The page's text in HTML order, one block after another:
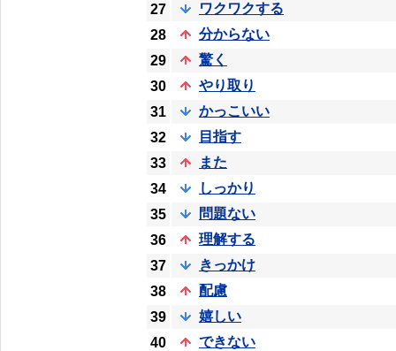
27
ワクワクする
28
分からない
29
驚く
30
やり取り
31
かっこいい
32
目指す
33
また
34
しっかり
35
問題ない
36
理解する
37
きっかけ
38
配慮
39
嬉しい
40
できない